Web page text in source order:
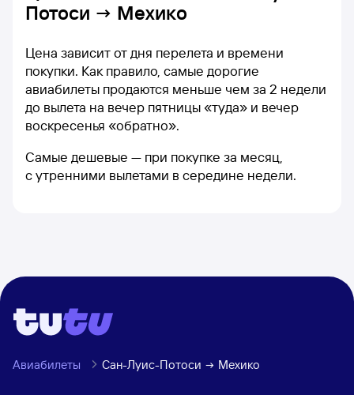
Потоси → Мехико
Цена зависит от дня перелета и времени
покупки. Как правило, самые дорогие
авиабилеты продаются меньше чем за 2 недели
до вылета на вечер пятницы «туда» и вечер
воскресенья «обратно».
Самые дешевые — при покупке за месяц,
с утренними вылетами в середине недели.
Авиабилеты Сан-Луис-Потоси Мехико